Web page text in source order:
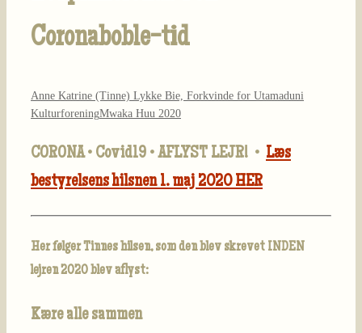
Coronaboble-tid
Anne Katrine (Tinne) Lykke Bie, Forkvinde for Utamaduni
KulturforeningMwaka Huu 2020
CORONA • Covid19 • AFLYST LEJR! • Læs
bestyrelsens hilsnen 1. maj 2020 HER
Her følger Tinnes hilsen, som den blev skrevet INDEN
lejren 2020 blev aflyst:
Kære alle sammen